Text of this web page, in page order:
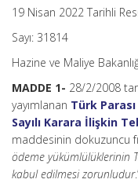
19 Nisan 2022 Tarihli
Sayı: 31814
Hazine ve Maliye
MADDE 1- 28/2/2008
yayımlanan Türk
Sayılı Karara İlişkin
maddesinin dokuzuncu
ödeme yükümlülüklerinin
kabul edilmesi zorunludur